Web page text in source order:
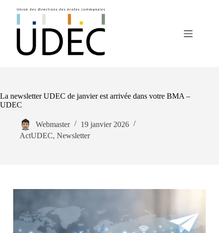
La newsletter UDEC de janvier est arrivée dans votre BMA –
UDEC
Webmaster
19 janvier 2026
ActUDEC, Newsletter